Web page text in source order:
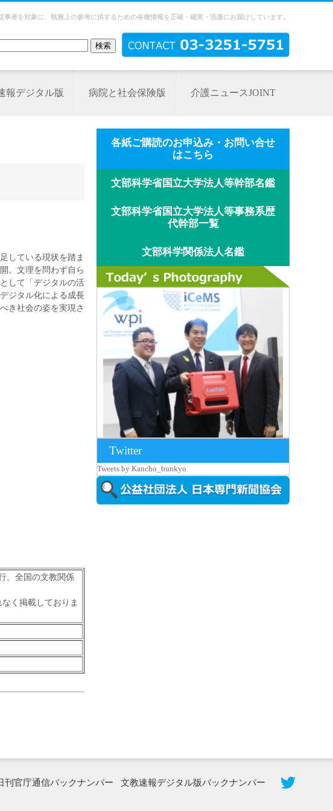
者を対象に、執務上の参考に供するための各種情報を正確・確実・迅速にお届けしています。
報デジタル版 病院と社会保険版 介護ニュースJOINT
している現状を踏ま
。文理を問わず自ら
して「デジタルの活
ジタル化による成長
き社会の姿を実現さ
。全国の文教関係
く掲載しておりま
各紙ご購読のお申込み・お問い合せ
はこちら
文部科学省国立大学法人等幹部名鑑
文部科学省国立大学法人等事務系歴
代幹部一覧
文部科学関係法人名鑑
京都大iCeMS等を視察した松本文部科学
大...
Twitter
Tweets by Kancho_bunkyo
刊官庁通信バックナンバー 文教速報デジタル版バックナンバー